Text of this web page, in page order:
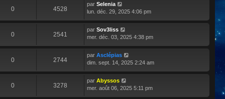
0 4528
par Selenia
lun. déc. 29, 2025 4:06 pm
0 2541
par Sov3liss
mer. déc. 03, 2025 4:38 pm
0 2744
par Asclépias
dim. sept. 14, 2025 2:24 am
0 3278
par Abyssos
mer. août 06, 2025 5:11 pm